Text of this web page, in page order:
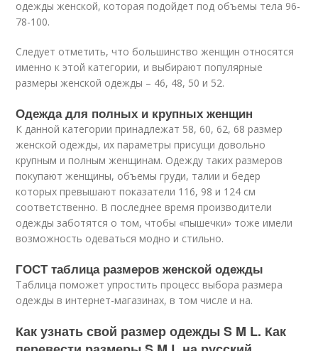
одежды женской, которая подойдет под объемы тела 96-
78-100.
Следует отметить, что большинство женщин относятся
именно к этой категории, и выбирают популярные
размеры женской одежды – 46, 48, 50 и 52.
Одежда для полных и крупных женщин
К данной категории принадлежат 58, 60, 62, 68 размер
женской одежды, их параметры присущи довольно
крупным и полным женщинам. Одежду таких размеров
покупают женщины, объемы груди, талии и бедер
которых превышают показатели 116, 98 и 124 см
соответственно. В последнее время производители
одежды заботятся о том, чтобы «пышечки» тоже имели
возможность одеваться модно и стильно.
ГОСТ таблица размеров женской одежды
Таблица поможет упростить процесс выбора размера
одежды в интернет-магазинах, в том числе и на.
Как узнать свой размер одежды S M L. Как